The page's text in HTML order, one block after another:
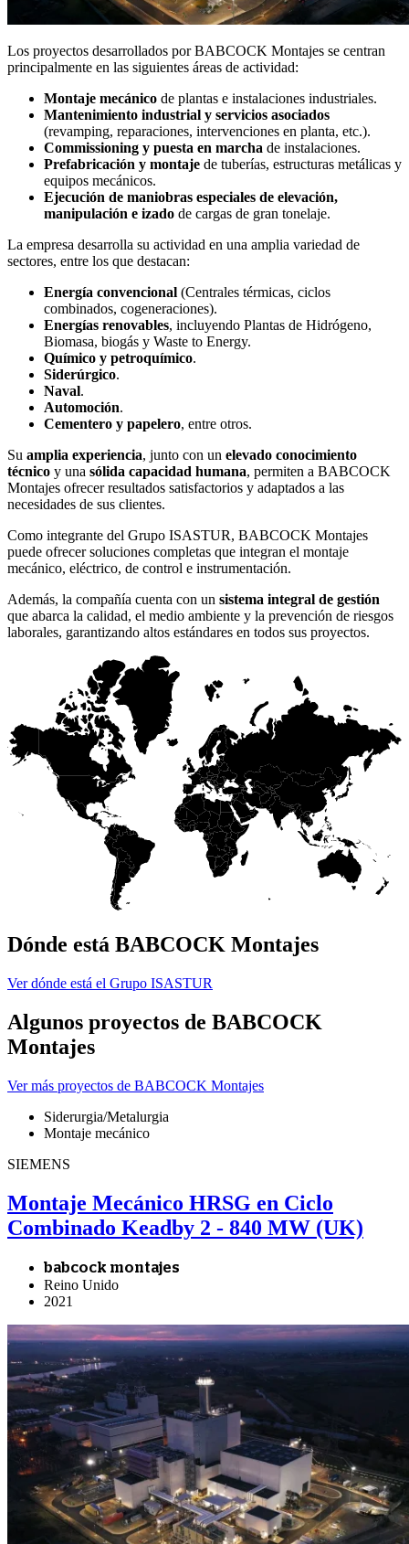
Los proyectos desarrollados por BABCOCK Montajes se centran
principalmente en las siguientes áreas de actividad:
Montaje mecánico de plantas e instalaciones industriales.
Mantenimiento industrial y servicios asociados
(revamping, reparaciones, intervenciones en planta, etc.).
Commissioning y puesta en marcha de instalaciones.
Prefabricación y montaje de tuberías, estructuras metálicas y
equipos mecánicos.
Ejecución de maniobras especiales de elevación,
manipulación e izado de cargas de gran tonelaje.
La empresa desarrolla su actividad en una amplia variedad de
sectores, entre los que destacan:
Energía convencional (Centrales térmicas, ciclos
combinados, cogeneraciones).
Energías renovables, incluyendo Plantas de Hidrógeno,
Biomasa, biogás y Waste to Energy.
Químico y petroquímico.
Siderúrgico.
Naval.
Automoción.
Cementero y papelero, entre otros.
Su amplia experiencia, junto con un elevado conocimiento
técnico y una sólida capacidad humana, permiten a BABCOCK
Montajes ofrecer resultados satisfactorios y adaptados a las
necesidades de sus clientes.
Como integrante del Grupo ISASTUR, BABCOCK Montajes
puede ofrecer soluciones completas que integran el montaje
mecánico, eléctrico, de control e instrumentación.
Además, la compañía cuenta con un sistema integral de gestión
que abarca la calidad, el medio ambiente y la prevención de riesgos
laborales, garantizando altos estándares en todos sus proyectos.
Dónde está BABCOCK Montajes
Ver dónde está el Grupo ISASTUR
Algunos proyectos de BABCOCK
Montajes
Ver más proyectos de BABCOCK Montajes
Siderurgia/Metalurgia
Montaje mecánico
SIEMENS
Montaje Mecánico HRSG en Ciclo
Combinado Keadby 2 - 840 MW (UK)
babcock montajes
Reino Unido
2021